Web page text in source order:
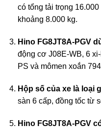
có tổng tải trọng
khoảng 8.000 kg.
Hino FG8JT8A-PGV
động cơ J08E-WB, 6
PS và mômen xoắn
Hộp số của xe là loại
sàn 6 cấp, đồng tốc từ
Hino FG8JT8A-PGV